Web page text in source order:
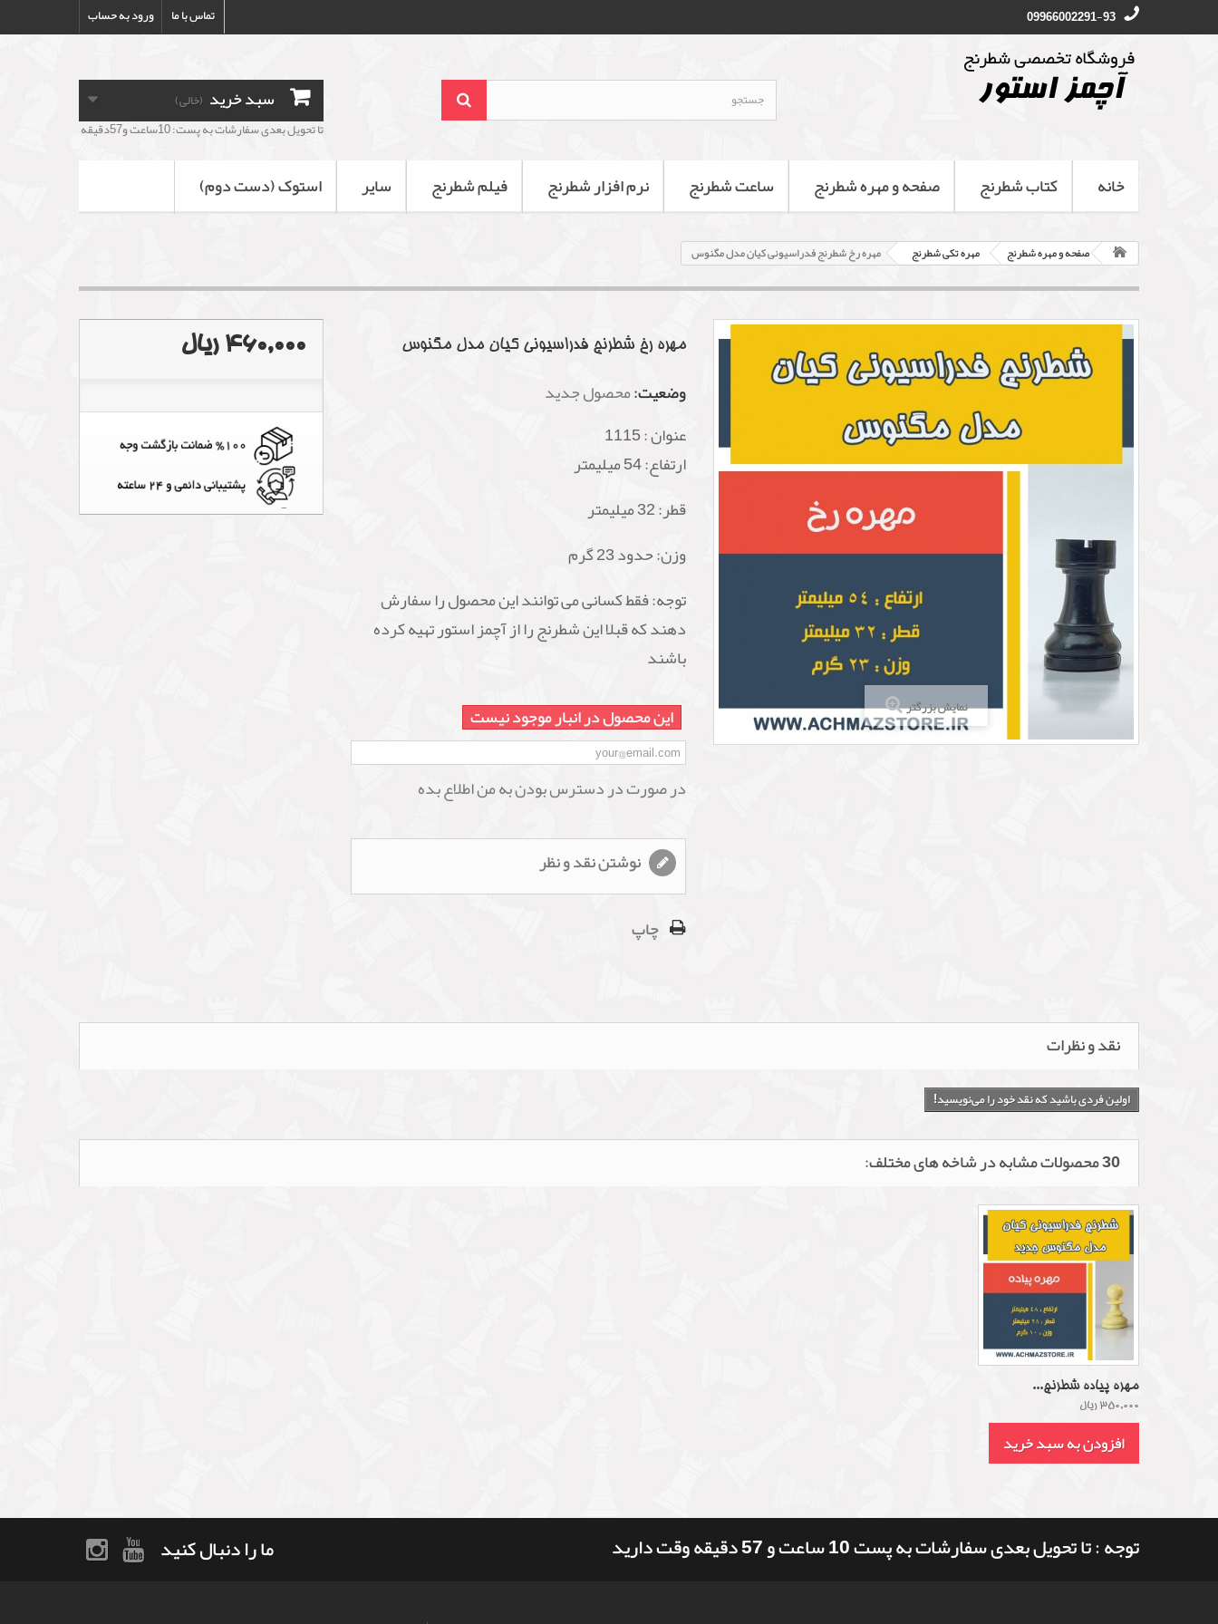
ورود به حساب تماس با ما 09966002291-93
سبد خرید (خالی)
تا تحویل بعدی سفارشات به پست: 10ساعت و57دقیقه
خانه کتاب شطرنج صفحه و مهره شطرنج ساعت شطرنج نرم افزار شطرنج فیلم شطرنج سایر استوک (دست دوم)
صفحه و مهره شطرنج مهره تکی شطرنج مهره رخ شطرنج فدراسیونی کیان مدل مگنوس
نمایش بزرگتر
مهره رخ شطرنج فدراسیونی کیان مدل مگنوس
وضعیت:محصول جدید
عنوان :1115
ارتفاع: 54 میلیمتر
قطر: 32 میلیمتر
وزن: حدود 23 گرم
توجه: فقط کسانی می توانند این محصول را سفارش
دهند که قبلا این شطرنج را از آچمز استور تهیه کرده
باشند
این محصول در انبار موجود نیست
در صورت در دسترس بودن به من اطلاع بده
نوشتن نقد و نظر
چاپ
460,000 ریال
نقد و نظرات
اولین فردی باشید که نقد خود را می‌نویسید!
30 محصولات مشابه در شاخه های مختلف:
مهره پیاده شطرنج...
350,000 ریال
افزودن به سبد خرید
توجه : تا تحویل بعدی سفارشات به پست 10 ساعت و 57 دقیقه وقت دارید ما را دنبال کنید